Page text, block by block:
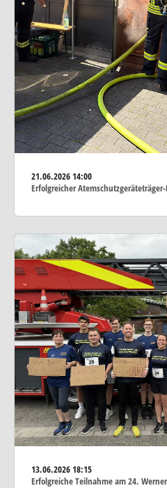
21.06.202614:00
Erfolgreicher
13.06.202618:15
Erfolgreiche Teilnahme am 24.